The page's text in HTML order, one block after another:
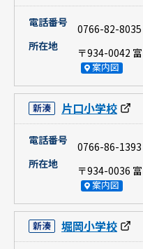
電話番号
0766-82-8035
所在地
〒934-0042
案内図
新湊 片口小学校
電話番号
0766-86-1393
所在地
〒934-0036
案内図
新湊 堀岡小学校